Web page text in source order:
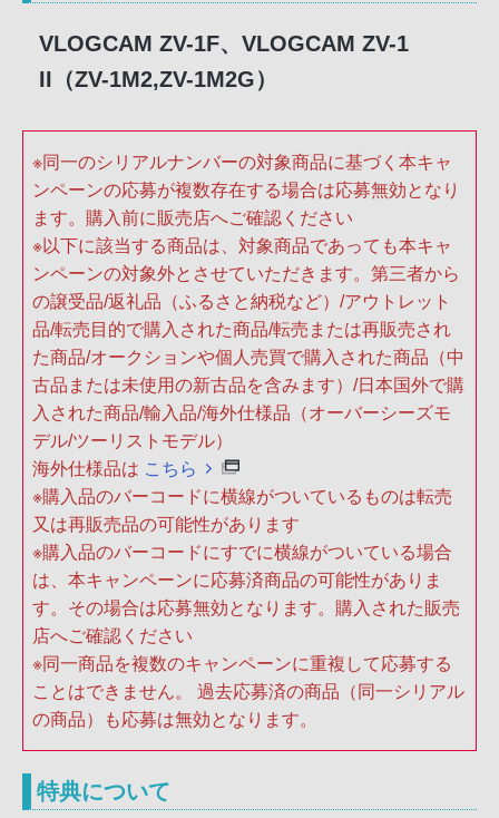
VLOGCAM ZV-1F、VLOGCAM ZV-1
II（ZV-1M2,ZV-1M2G）
※同一のシリアルナンバーの対象商品に基づく本キャ
ンペーンの応募が複数存在する場合は応募無効となり
ます。購入前に販売店へご確認ください
※以下に該当する商品は、対象商品であっても本キャ
ンペーンの対象外とさせていただきます。第三者から
の譲受品/返礼品（ふるさと納税など）/アウトレット
品/転売目的で購入された商品/転売または再販売され
た商品/オークションや個人売買で購入された商品（中
古品または未使用の新古品を含みます）/日本国外で購
入された商品/輸入品/海外仕様品（オーバーシーズモ
デル/ツーリストモデル）
海外仕様品は こちら
※購入品のバーコードに横線がついているものは転売
又は再販売品の可能性があります
※購入品のバーコードにすでに横線がついている場合
は、本キャンペーンに応募済商品の可能性がありま
す。その場合は応募無効となります。購入された販売
店へご確認ください
※同一商品を複数のキャンペーンに重複して応募する
ことはできません。 過去応募済の商品（同一シリアル
の商品）も応募は無効となります。
特典について